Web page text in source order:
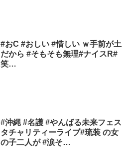
#おC #おしい #惜しい ｗ手前が土
だから #そもそも無理#ナイスR#
笑…
#沖縄 #名護 #やんばる未来フェス
タチャリティーライブ#琉装 の女
の子二人が #涙そ…